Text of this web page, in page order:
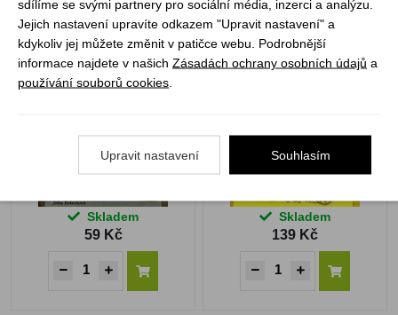
Etapová hra 097.
Historie koněspřežky
Skladem
59 Kč
Přemyslovci
Skladem
139 Kč
sdílíme se svými partnery pro sociální média, inzerci a analýzu.
Jejich nastavení upravíte odkazem "Upravit nastavení" a
kdykoliv jej můžete změnit v patičce webu. Podrobnější
informace najdete v našich Zásadách ochrany osobních údajů a
používání souborů cookies
Upravit nastavení Souhlasím